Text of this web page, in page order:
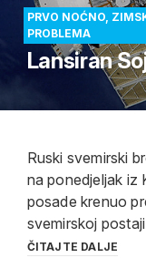
PRVO NOĆNO,
PROBLEMA
Lansiran
Ruski svemirski
na ponedjeljak iz
posade krenuo
svemirskoj
ČITAJTE DALJE